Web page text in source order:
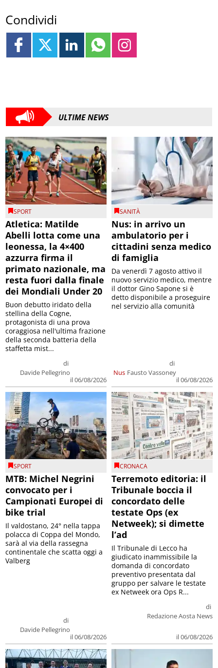
Condividi
ULTIME NEWS
SPORT
Atletica: Matilde
Abelli lotta come una
leonessa, la 4×400
azzurra firma il
primato nazionale, ma
resta fuori dalla finale
dei Mondiali Under 20
di
Davide Pellegrino
il 06/08/2026
Buon debutto iridato della
stellina della Cogne,
protagonista di una prova
coraggiosa nell'ultima frazione
della seconda batteria della
staffetta mist...
SANITÀ
Nus: in arrivo un
ambulatorio per i
cittadini senza medico
di famiglia
Nus
di
Fausto Vassoney
il 06/08/2026
Da venerdì 7 agosto attivo il
nuovo servizio medico, mentre
il dottor Gino Sapone si è
detto disponibile a proseguire
nel servizio alla comunità
SPORT
MTB: Michel Negrini
convocato per i
Campionati Europei di
bike trial
di
Davide Pellegrino
il 06/08/2026
Il valdostano, 24° nella tappa
polacca di Coppa del Mondo,
sarà al via della rassegna
continentale che scatta oggi a
Valberg
CRONACA
Terremoto editoria: il
Tribunale boccia il
concordato delle
testate Ops (ex
Netweek); si dimette
l’ad
di
Redazione Aosta News
il 06/08/2026
Il Tribunale di Lecco ha
giudicato inammissibile la
domanda di concordato
preventivo presentata dal
gruppo per salvare le testate
ex Netweek ora Ops R...